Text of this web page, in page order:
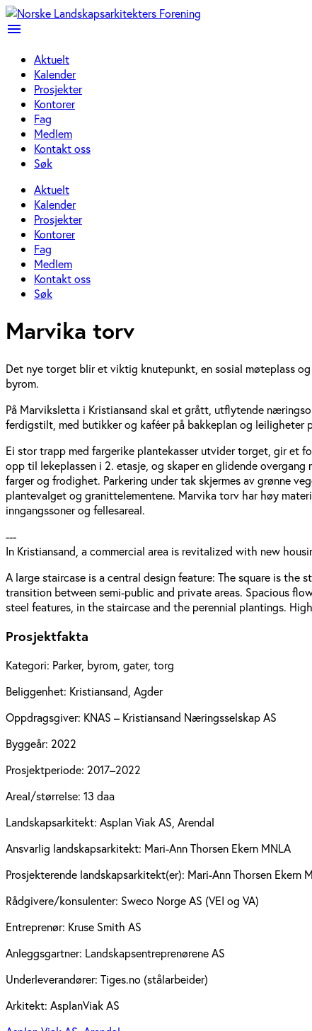
menu
Aktuelt
Kalender
Prosjekter
Kontorer
Fag
Medlem
Kontakt oss
Søk
Aktuelt
Kalender
Prosjekter
Kontorer
Fag
Medlem
Kontakt oss
Søk
Marvika torv
Det nye torget blir et viktig knutepunkt, en sosial møteplass
byrom.
På Marviksletta i Kristiansand skal et grått, utflytende
ferdigstilt, med butikker og kaféer på bakkeplan og
Ei stor trapp med fargerike plantekasser utvider torget, gir et
opp til lekeplassen i 2. etasje, og skaper en glidende
farger og frodighet. Parkering under tak skjermes av grønne
plantevalget og granittelementene. Marvika torv har høy
inngangssoner og fellesareal.
---
In Kristiansand, a commercial area is revitalized with new
A large staircase is a central design feature: The square is
transition between semi-public and private areas. Spacious
steel features, in the staircase and the perennial plantings.
Prosjektfakta
Kategori: Parker, byrom, gater, torg
Beliggenhet: Kristiansand, Agder
Oppdragsgiver: KNAS – Kristiansand Næringsselskap AS
Byggeår: 2022
Prosjektperiode: 2017–2022
Areal/størrelse: 13 daa
Landskapsarkitekt: Asplan Viak AS, Arendal
Ansvarlig landskapsarkitekt: Mari-Ann Thorsen Ekern MNLA
Prosjekterende landskapsarkitekt(er): Mari-Ann Thorsen Ekern
Rådgivere/konsulenter: Sweco Norge AS (VEI og VA)
Entreprenør: Kruse Smith AS
Anleggsgartner: Landskapsentreprenørene AS
Underleverandører: Tiges.no (stålarbeider)
Arkitekt: AsplanViak AS